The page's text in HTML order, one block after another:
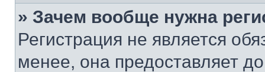
» Зачем вообще нужна
Регистрация не является
менее, она предоставляет